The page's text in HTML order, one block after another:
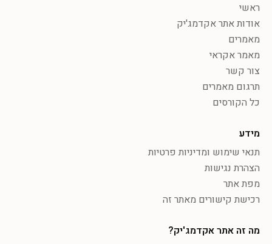
ראשי
אודות אתר אקדמג'יק
מאמרים
מאמר אקראי
צור קשר
תרגום מאמרים
כל הקורסים
מידע
תנאי שימוש ומדיניות פרטיות
הצהרת נגישות
מפת אתר
רכישת קישורים מאתר זה
מה זה אתר אקדמג'יק?